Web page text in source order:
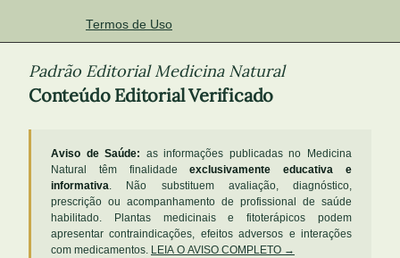
Termos de Uso
Padrão Editorial Medicina Natural
Conteúdo Editorial Verificado
Aviso de Saúde: as informações publicadas no Medicina
Natural têm finalidadeexclusivamente educativa e
informativa. Não substituem avaliação, diagnóstico,
prescrição ou acompanhamento de profissional de saúde
habilitado. Plantas medicinais e fitoterápicos podem
apresentar contraindicações, efeitos adversos e interações
com medicamentos. LEIA O AVISO COMPLETO →